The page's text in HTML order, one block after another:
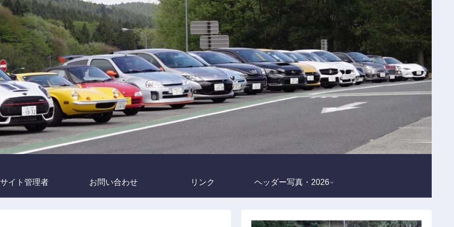
サイト管理者 お問い合わせ リンク ヘッダー写真・2026